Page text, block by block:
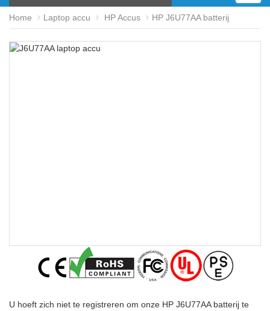
Home Laptop accu HP Accus HP J6U77AA batterij
U hoeft zich niet te registreren om onze HP J6U77AA batterij te